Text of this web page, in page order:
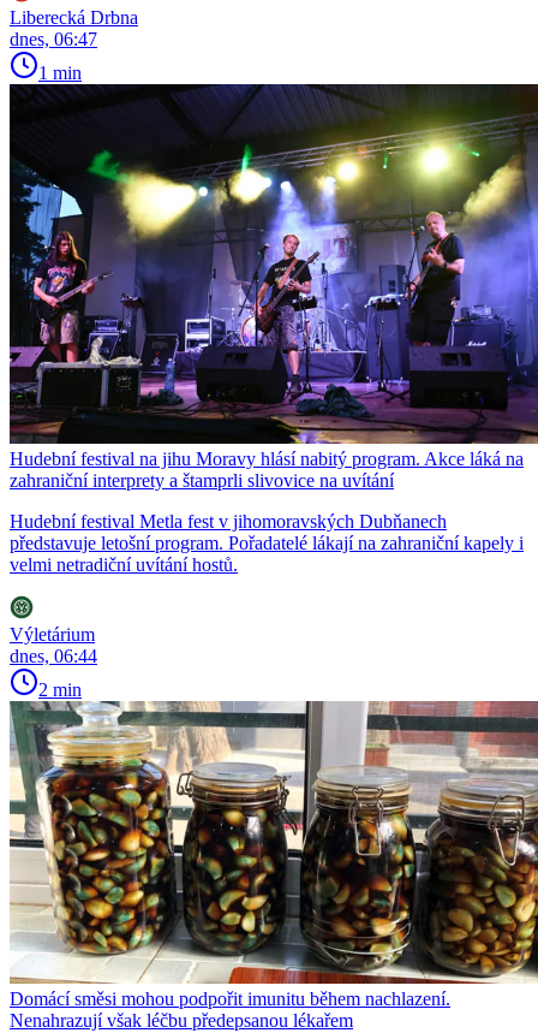
Liberecká Drbna
dnes, 06:47
1 min
Hudební festival na jihu Moravy hlásí nabitý program. Akce láká na
zahraniční interprety a štamprli slivovice na uvítání
Hudební festival Metla fest v jihomoravských Dubňanech
představuje letošní program. Pořadatelé lákají na zahraniční kapely i
velmi netradiční uvítání hostů.
Výletárium
dnes, 06:44
2 min
Domácí směsi mohou podpořit imunitu během nachlazení.
Nenahrazují však léčbu předepsanou lékařem